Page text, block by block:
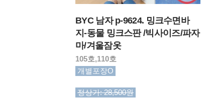
BYC 남자 p-9624. 밍크수면바
지-동물 밍크스판 /빅사이즈/파자
마/겨울잠옷
105호,110호
개별포장O
정상가: 28,500원